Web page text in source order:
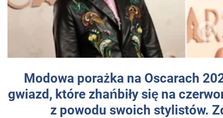
Modowa porażka na Oscarach
gwiazd, które zhańbiły się na
z powodu swoich stylistów.